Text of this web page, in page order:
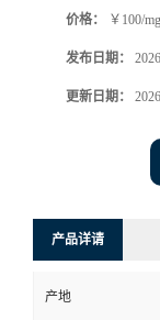
方
价格： ￥100/mg
发布日期：
更新日期：
产品详请
产地